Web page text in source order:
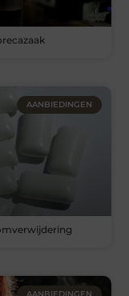
AANBIEDINGEN